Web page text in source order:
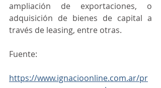
ampliación de exportaciones, o
adquisición de bienes de capital a
través de leasing, entre otras.
Fuente:
https://www.ignacioonline.com.ar/pr